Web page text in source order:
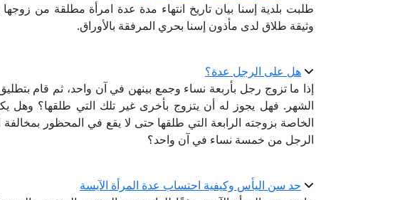
وثيقة طلاق لدى مأذون إسنا بحري المرفقة بالأوراق.
هل على الرجل عدة؟
إذا ما تزوج رجل بأربعة نساء وجمع بينهن في آن واحد، ثم قام
الشهر. فهل يجوز له أن يتزوج بأخرى غير تلك التي طلقها؟ وهل
الخاصة بزوجته الرابعة التي طلقها حتى لا يقع في المحظور
الرجل من خمسة نساء في آن واحد؟
حد سن اليأس وكيفية احتساب عدة المرأة الآيسة